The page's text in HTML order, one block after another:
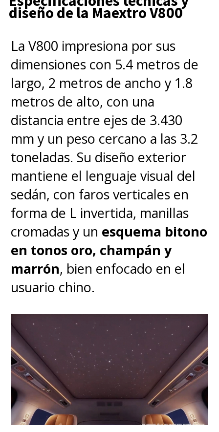
pruebas piloto en diciembre
investiga una evolución hacia
baterías de sulfuro totalmente
sólidas con densidad de500
Wh/kg
diseño de la Maextro V800
La V800 impresiona por sus
dimensiones con 5.4 metros de
largo, 2 metros de ancho y 1.8
metros de alto, con una
distancia entre ejes de 3.430
mm y un peso cercano a las 3.2
toneladas. Su diseño exterior
mantiene el lenguaje visual del
sedán, con faros verticales en
forma de L invertida, manillas
cromadas y un esquema bitono
en tonos oro, champán y
marrón, bien enfocado en el
usuario chino.